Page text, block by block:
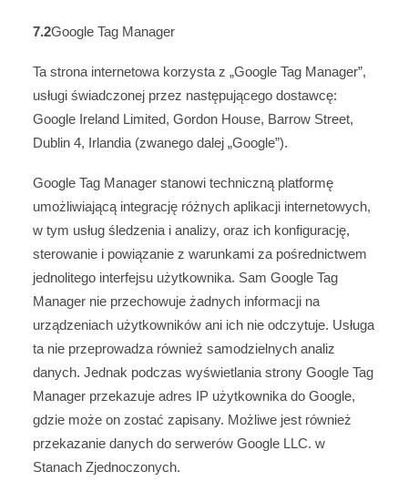
7.2Google Tag Manager
Ta strona internetowa korzysta z „Google Tag Manager”,
usługi świadczonej przez następującego dostawcę:
Google Ireland Limited, Gordon House, Barrow Street,
Dublin 4, Irlandia (zwanego dalej „Google”).
Google Tag Manager stanowi techniczną platformę
umożliwiającą integrację różnych aplikacji internetowych,
w tym usług śledzenia i analizy, oraz ich konfigurację,
sterowanie i powiązanie z warunkami za pośrednictwem
jednolitego interfejsu użytkownika. Sam Google Tag
Manager nie przechowuje żadnych informacji na
urządzeniach użytkowników ani ich nie odczytuje. Usługa
ta nie przeprowadza również samodzielnych analiz
danych. Jednak podczas wyświetlania strony Google Tag
Manager przekazuje adres IP użytkownika do Google,
gdzie może on zostać zapisany. Możliwe jest również
przekazanie danych do serwerów Google LLC. w
Stanach Zjednoczonych.